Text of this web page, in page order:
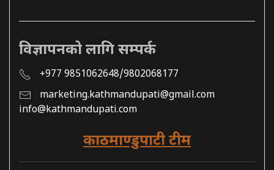
विज्ञापनको लागि सम्पर्क
+977 9851062648/9802068177
marketing.kathmandupati@gmail.com
info@kathmandupati.com
काठमाण्डुपाटी टीम